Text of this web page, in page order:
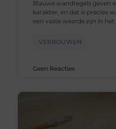
Blauwe wandtegels geven
karakter, en dat is precies
een vaste waarde zijn in
VERBOUWEN
Geen Reacties